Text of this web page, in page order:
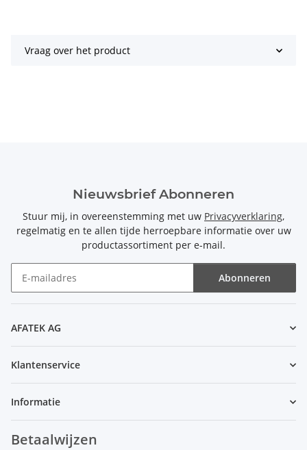
Vraag over het product
Nieuwsbrief Abonneren
Stuur mij, in overeenstemming met uw Privacyverklaring,
regelmatig en te allen tijde herroepbare informatie over uw
productassortiment per e-mail.
Abonneren
AFATEK AG
Klantenservice
Informatie
Betaalwijzen